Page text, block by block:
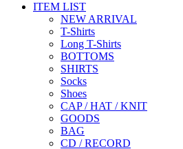
ITEM LIST
NEW ARRIVAL
T-Shirts
Long T-Shirts
BOTTOMS
SHIRTS
Socks
Shoes
CAP / HAT / KNIT
GOODS
BAG
CD / RECORD